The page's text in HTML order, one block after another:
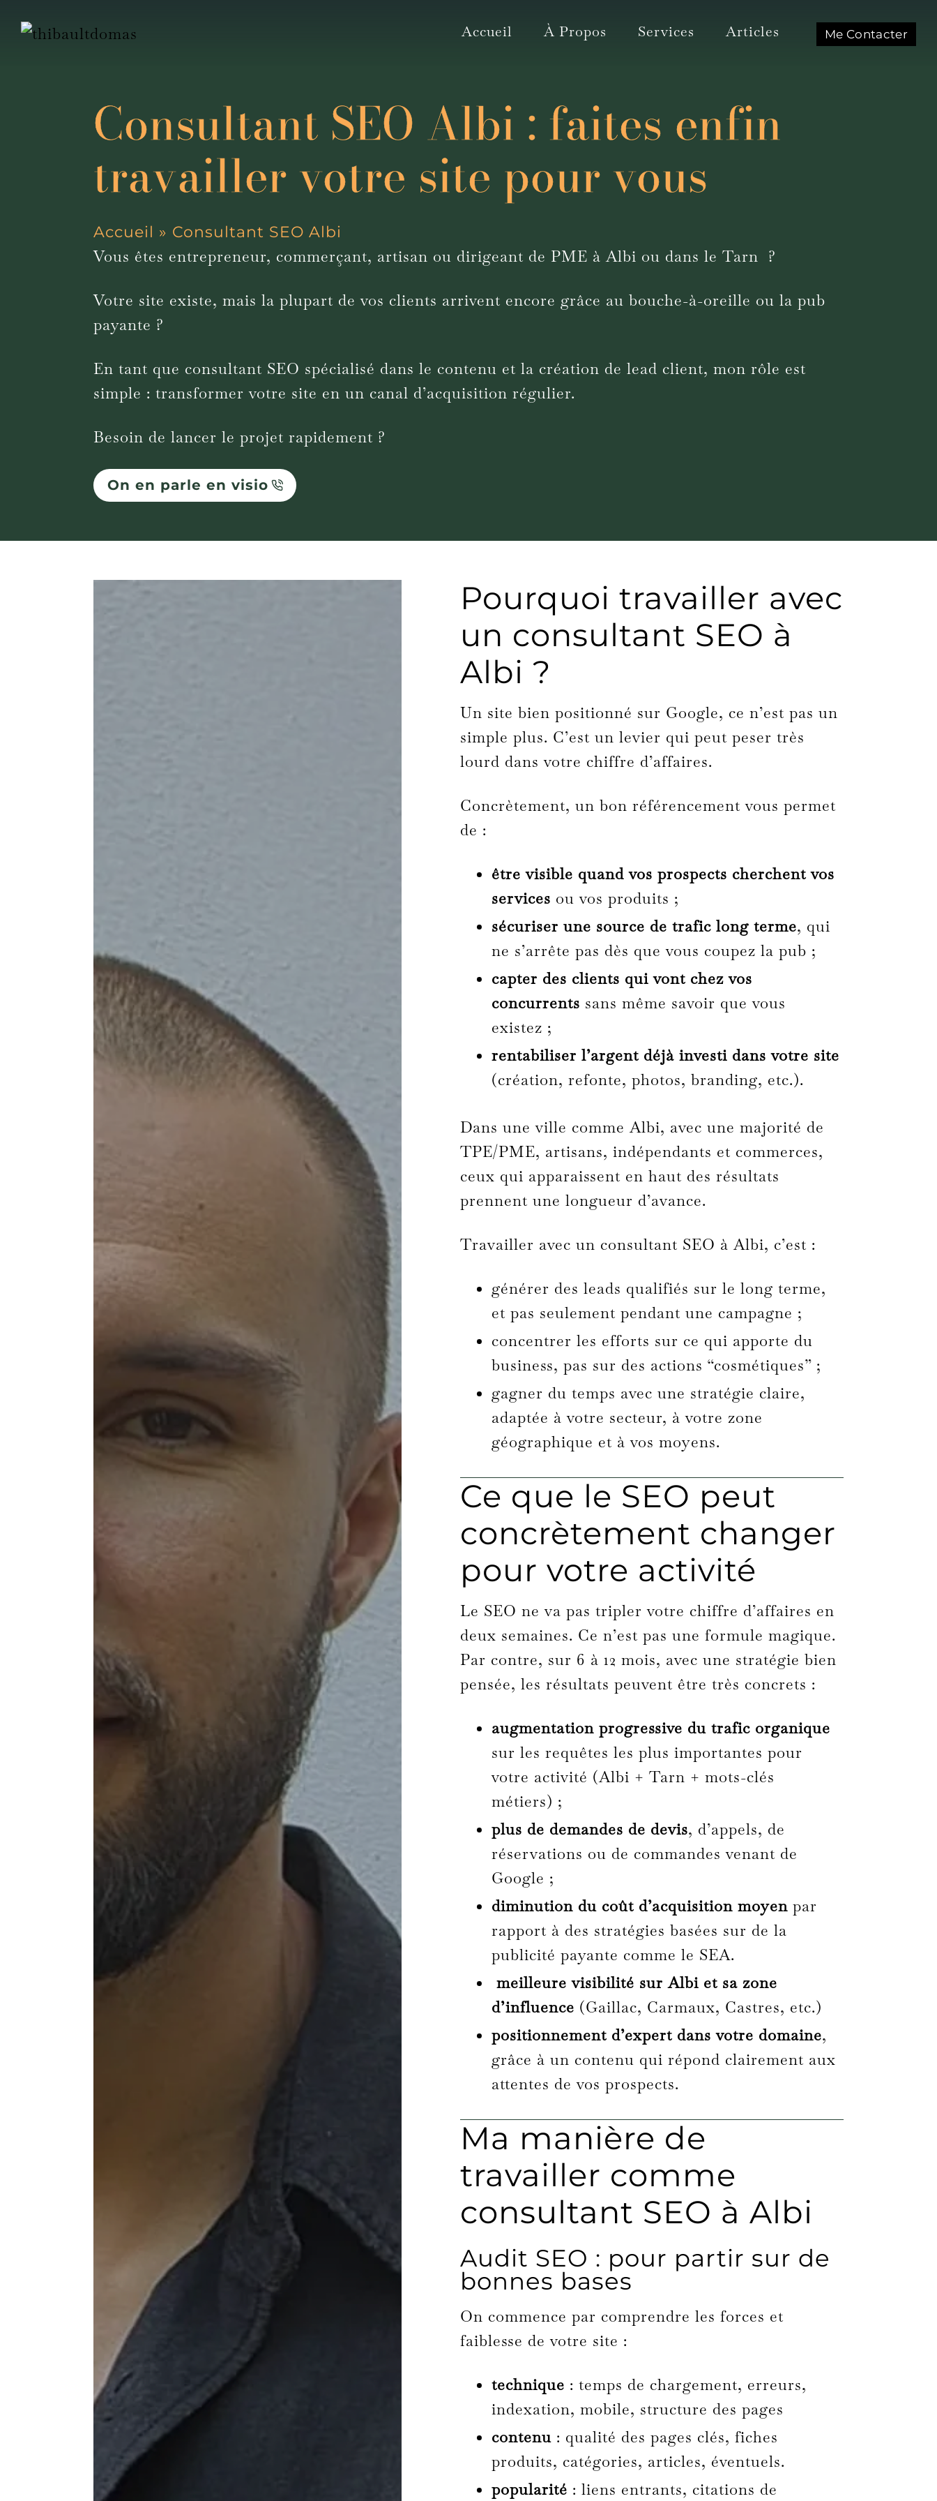
Accueil À Propos Services Articles Me Contacter
Consultant SEO Albi : faites enfin
travailler votre site pour vous
Accueil » Consultant SEO Albi
Vous êtes entrepreneur, commerçant, artisan ou dirigeant de PME à Albi ou dans le Tarn ?
Votre site existe, mais la plupart de vos clients arrivent encore grâce au bouche-à-oreille ou la pub
payante ?
En tant que consultant SEO spécialisé dans le contenu et la création de lead client, mon rôle est
simple : transformer votre site en un canal d’acquisition régulier.
Besoin de lancer le projet rapidement ?
On en parle en visio
Pourquoi travailler avec
un consultant SEO à
Albi ?
Un site bien positionné sur Google, ce n’est pas un
simple plus. C’est un levier qui peut peser très
lourd dans votre chiffre d’affaires.
Concrètement, un bon référencement vous permet
de :
être visible quand vos prospects cherchent vos
services ou vos produits ;
sécuriser une source de trafic long terme, qui
ne s’arrête pas dès que vous coupez la pub ;
capter des clients qui vont chez vos
concurrents sans même savoir que vous
existez ;
rentabiliser l’argent déjà investi dans votre site
(création, refonte, photos, branding, etc.).
Dans une ville comme Albi, avec une majorité de
TPE/PME, artisans, indépendants et commerces,
ceux qui apparaissent en haut des résultats
prennent une longueur d’avance.
Travailler avec un consultant SEO à Albi, c’est :
générer des leads qualifiés sur le long terme,
et pas seulement pendant une campagne ;
concentrer les efforts sur ce qui apporte du
business, pas sur des actions “cosmétiques” ;
gagner du temps avec une stratégie claire,
adaptée à votre secteur, à votre zone
géographique et à vos moyens.
Ce que le SEO peut
concrètement changer
pour votre activité
Le SEO ne va pas tripler votre chiffre d’affaires en
deux semaines. Ce n’est pas une formule magique.
Par contre, sur 6 à 12 mois, avec une stratégie bien
pensée, les résultats peuvent être très concrets :
augmentation progressive du trafic organique
sur les requêtes les plus importantes pour
votre activité (Albi + Tarn + mots-clés
métiers) ;
plus de demandes de devis, d’appels, de
réservations ou de commandes venant de
Google ;
diminution du coût d’acquisition moyen par
rapport à des stratégies basées sur de la
publicité payante comme le SEA.
meilleure visibilité sur Albi et sa zone
d’influence (Gaillac, Carmaux, Castres, etc.)
positionnement d’expert dans votre domaine,
grâce à un contenu qui répond clairement aux
attentes de vos prospects.
Ma manière de
travailler comme
consultant SEO à Albi
Audit SEO : pour partir sur de
bonnes bases
On commence par comprendre les forces et
faiblesse de votre site :
technique : temps de chargement, erreurs,
indexation, mobile, structure des pages
contenu : qualité des pages clés, fiches
produits, catégories, articles, éventuels.
popularité : liens entrants, citations de